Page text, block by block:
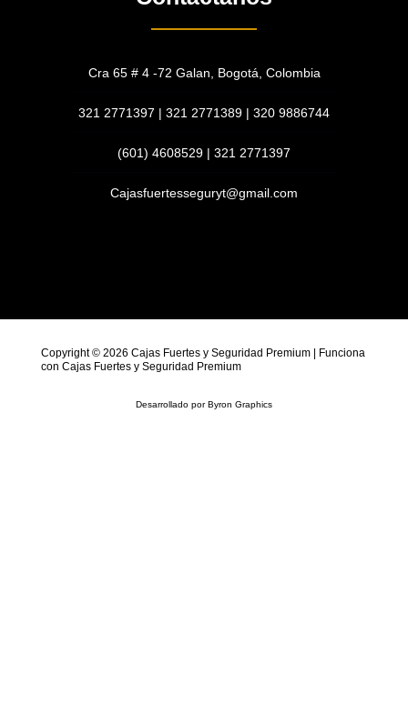
Cra 65 # 4 -72 Galan, Bogotá, Colombia
321 2771397 | 321 2771389 | 320 9886744
(601) 4608529 | 321 2771397
Cajasfuertesseguryt@gmail.com
Copyright © 2026 Cajas Fuertes y Seguridad Premium | Funciona
con Cajas Fuertes y Seguridad Premium
Desarrollado porByron Graphics